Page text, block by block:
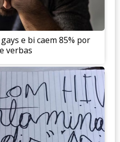
e bi caem 85% por
verbas